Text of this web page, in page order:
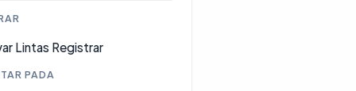
Lintas Registrar
PADA